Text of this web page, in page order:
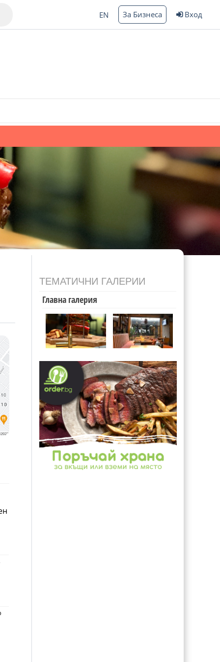
EN За Бизнеса Вход
ТЕМАТИЧНИ ГАЛЕРИИ
Главна галерия